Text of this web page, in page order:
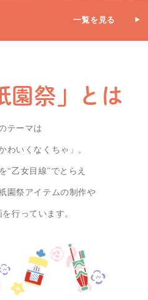
一覧を見る
園祭」とは
テーマは
わいくなくちゃ」。
“乙女目線”でとらえ
園祭アイテムの制作や
行っています。